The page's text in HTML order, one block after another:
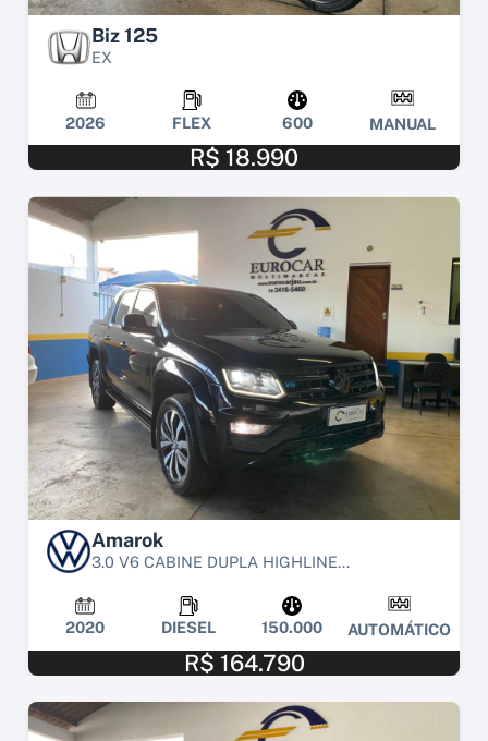
Biz 125
EX
2026 FLEX 600 MANUAL
R$ 18.990
Amarok
3.0 V6 CABINE DUPLA HIGHLINE...
2020 DIESEL 150.000 AUTOMÁTICO
R$ 164.790